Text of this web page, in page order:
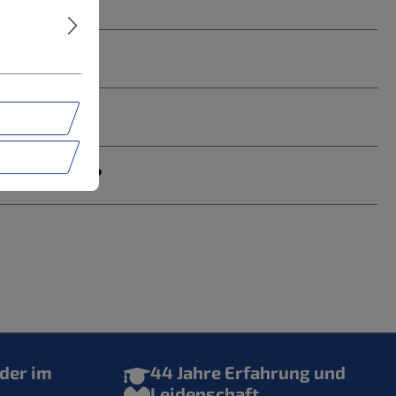
muss?
im
44 Jahre Erfahrung und